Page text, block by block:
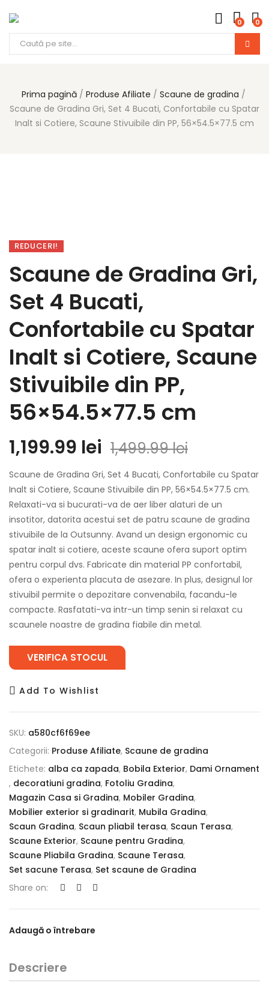
0 0
Prima pagină Produse Afiliate
Scaune de gradina
Scaune de Gradina Gri, Set 4 Bucati, Confortabile cu Spatar
Inalt si Cotiere, Scaune Stivuibile din PP, 56×54.5×77.5 cm
REDUCERI!
Scaune de Gradina Gri,
Set 4 Bucati,
Confortabile cu Spatar
Inalt si Cotiere, Scaune
Stivuibile din PP,
56×54.5×77.5 cm
1,499.99lei
1,199.99 lei
Scaune de Gradina Gri, Set 4 Bucati, Confortabile cu Spatar
Inalt si Cotiere, Scaune Stivuibile din PP, 56×54.5×77.5 cm.
Relaxati-va si bucurati-va de aer liber alaturi de un
insotitor, datorita acestui set de patru scaune de gradina
stivuibile de la Outsunny. Avand un design ergonomic cu
spatar inalt si cotiere, aceste scaune ofera suport optim
pentru corpul dvs. Fabricate din material PP confortabil,
ofera o experienta placuta de asezare. In plus, designul lor
stivuibil permite o depozitare convenabila, facandu-le
compacte. Rasfatati-va intr-un timp senin si relaxat cu
scaunele noastre de gradina fiabile din metal.
VERIFICA STOCUL
Add To Wishlist
SKU: a580cf6f69ee
Categorii: Produse Afiliate, Scaune de gradina
Etichete: alba ca zapada, Bobila Exterior, Dami Ornament
, decoratiuni gradina, Fotoliu Gradina,
Magazin Casa si Gradina, Mobiler Gradina,
Mobilier exterior si gradinarit, Mubila Gradina,
Scaun Gradina, Scaun pliabil terasa, Scaun Terasa,
Scaune Exterior, Scaune pentru Gradina,
Scaune Pliabila Gradina, Scaune Terasa,
Set sacune Terasa, Set scaune de Gradina
Share on:
Adaugă o întrebare
Descriere